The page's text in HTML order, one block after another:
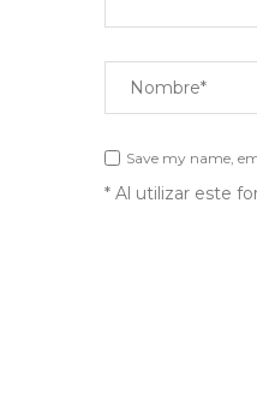
Save my name,
* Al utilizar este